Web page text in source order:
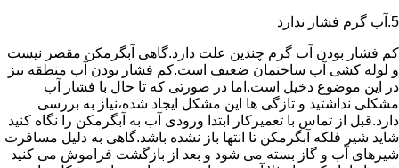
5.آب گرم فشار ندارد
کم فشار بودن آب گرم چندین علت دارد.گاهی آبگرمکن مقصر نیست
و لوله کشی آب ساختمان ضعیف است.کم فشار بودن آب منطقه نیز
در این موضوع دخیل است.اما در صورتی که تا حال با فشار آب
مشکلی نداشتید و تازگی ها این مشکل ایجاد شده،نیاز به بررسی
دارد.قبل از تماس با تعمیرکار ابتدا ورودی آب به آبگرمکن را نگاه کنید
شاید شیر فلکه آبگرمکن تا انتها باز نشده باشد.گاهی به دلیل مسافرت
شیرهای آب و گاز بسته می شود و بعد از بازگشت فراموش می کنید